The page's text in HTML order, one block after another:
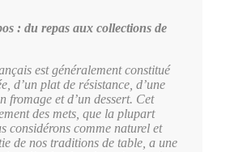
: du repas aux collections de
est généralement constitué
d’un plat de résistance, d’une
fromage et d’un dessert. Cet
des mets, que la plupart
considérons comme naturel et
de nos traditions de table, a une